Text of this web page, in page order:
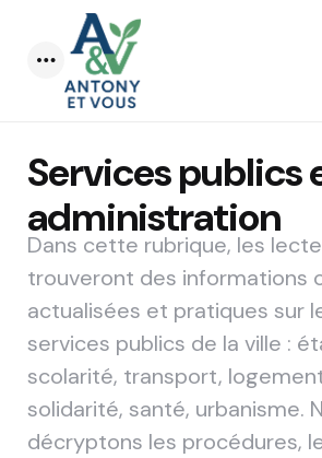
Menu
Services publics
administration
Dans cette rubrique, les
trouveront des informations
actualisées et pratiques sur
services publics de la ville :
scolarité, transport,
solidarité, santé, urbanisme.
décryptons les procédures,